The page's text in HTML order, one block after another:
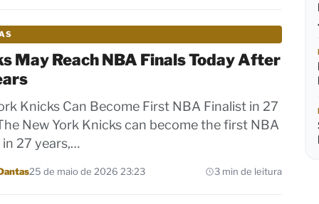
May Reach NBA Finals Today After
Knicks Can Become First NBA Finalist in 27
New York Knicks can become the first NBA
27 years,…
25 de maio de 2026 23:23 3 min de leitura